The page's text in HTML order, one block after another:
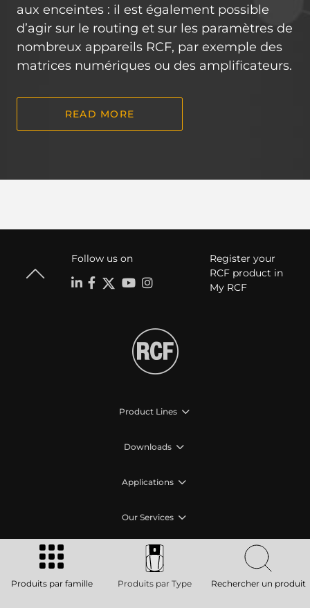
aux enceintes : il est également possible
d’agir sur le routing et sur les paramètres de
nombreux appareils RCF, par exemple des
matrices numériques ou des amplificateurs.
READ MORE
Follow us on
Register your
RCF product in
My RCF
Product Lines
Downloads
Applications
Our Services
About RCF
Produits par famille Produits par Type Rechercher un produit